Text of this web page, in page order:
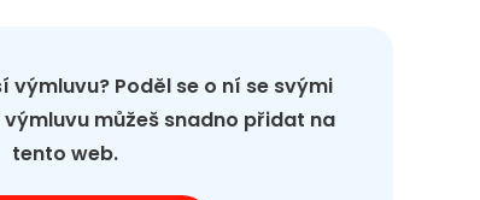
výmluvu? Poděl se o ní se svými
můžeš snadno přidat na
tento web.